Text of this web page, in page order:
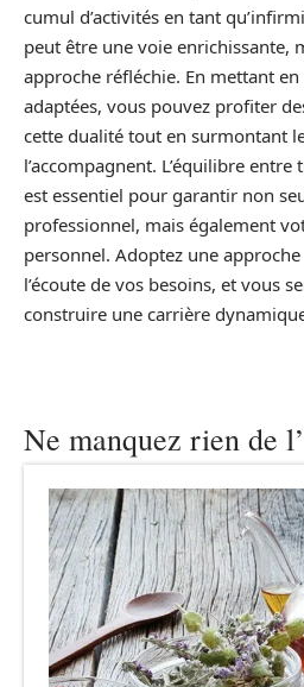
cumul d’activités en tant
peut être une voie enrichissante,
approche réfléchie. En mettant
adaptées, vous pouvez profiter
cette dualité tout en surmontant
l’accompagnent. L’équilibre
est essentiel pour garantir non
professionnel, mais également
personnel. Adoptez une
l’écoute de vos besoins, et vous
construire une carrière
Ne manquez rien de